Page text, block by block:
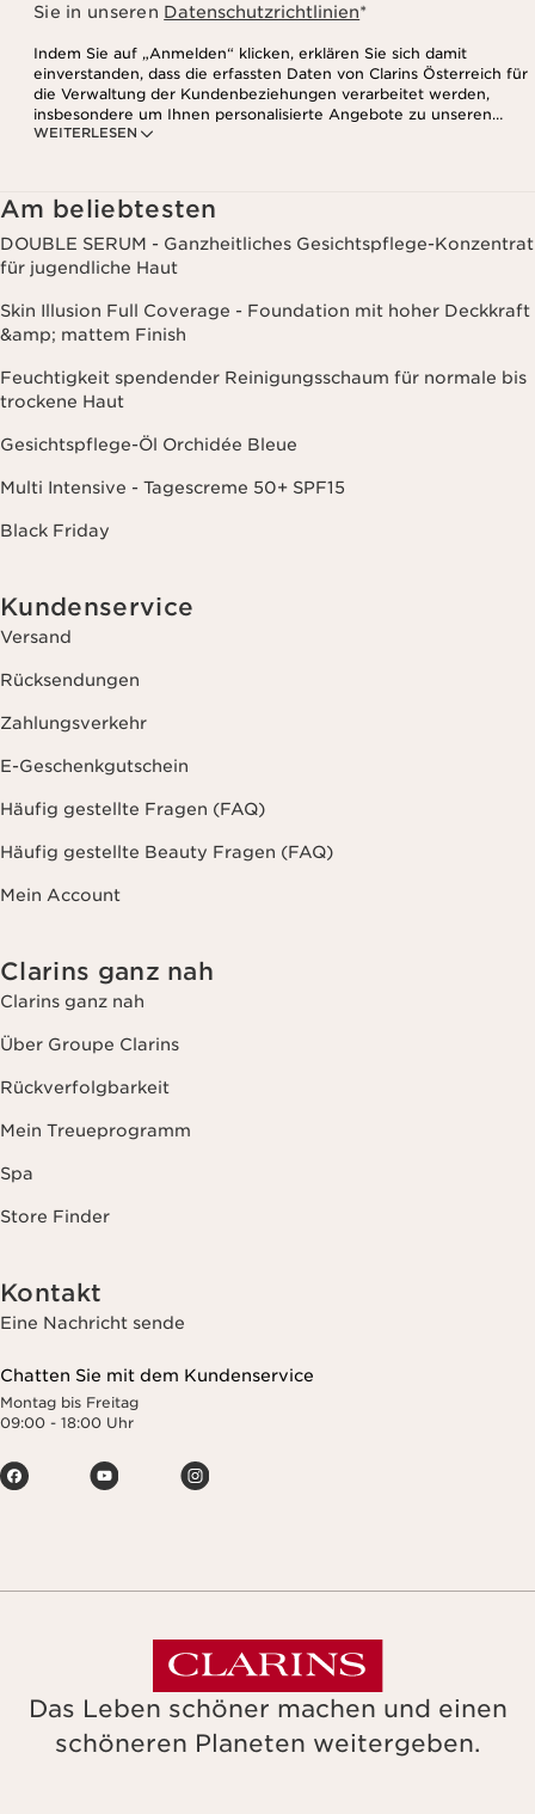
Sie in unseren Datenschutzrichtlinien*
WEITERLESEN
Indem Sie auf „Anmelden“ klicken, erklären Sie sich damit
einverstanden, dass die erfassten Daten von Clarins Österreich für
die Verwaltung der Kundenbeziehungen verarbeitet werden,
insbesondere um Ihnen personalisierte Angebote zu unseren
Produkten und Dienstleistungen entsprechend Ihrem
Websites Dritter, sowie für analytische Zwecke.
Am beliebtesten
DOUBLE SERUM - Ganzheitliches Gesichtspflege-Konzentrat
für jugendliche Haut
Skin Illusion Full Coverage - Foundation mit hoher Deckkraft
&amp; mattem Finish
Feuchtigkeit spendender Reinigungsschaum für normale bis
trockene Haut
Gesichtspflege-Öl Orchidée Bleue
Multi Intensive - Tagescreme 50+ SPF15
Black Friday
Kundenservice
Versand
Rücksendungen
Zahlungsverkehr
E-Geschenkgutschein
Häufig gestellte Fragen (FAQ)
Häufig gestellte Beauty Fragen (FAQ)
Mein Account
Clarins ganz nah
Clarins ganz nah
Über Groupe Clarins
Rückverfolgbarkeit
Mein Treueprogramm
Spa
Store Finder
Kontakt
Eine Nachricht sende
Chatten Sie mit dem Kundenservice
Montag bis Freitag
09:00 - 18:00 Uhr
Das Leben schöner machen und einen
schöneren Planeten weitergeben.